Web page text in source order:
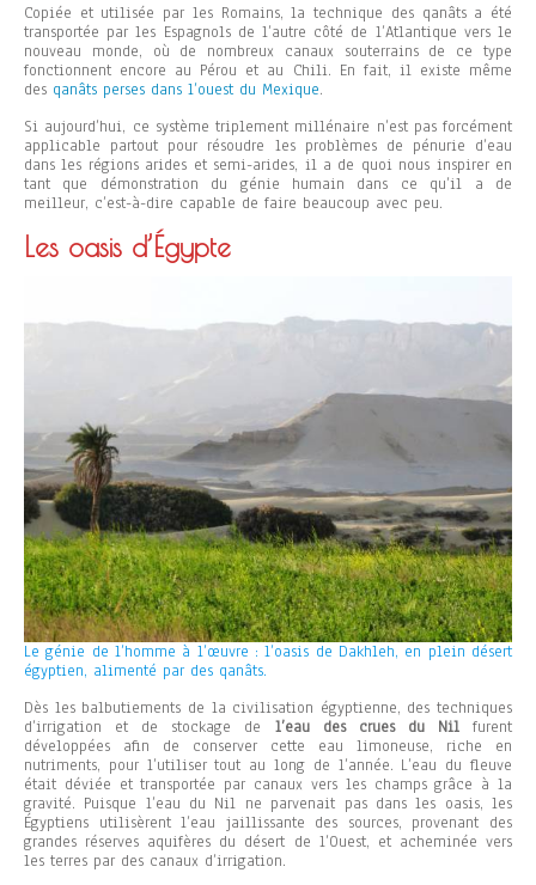
Copiée et utilisée par les Romains, la technique des qanâts a été
transportée par les Espagnols de l’autre côté de l’Atlantique vers le
nouveau monde, où de nombreux canaux souterrains de ce type
fonctionnent encore au Pérou et au Chili. En fait, il existe même
des qanâts perses dans l’ouest du Mexique.
Si aujourd’hui, ce système triplement millénaire n’est pas forcément
applicable partout pour résoudre les problèmes de pénurie d’eau
dans les régions arides et semi-arides, il a de quoi nous inspirer en
tant que démonstration du génie humain dans ce qu’il a de
meilleur, c’est-à-dire capable de faire beaucoup avec peu.
Les oasis d’Égypte
Le génie de l’homme à l’œuvre : l’oasis de Dakhleh, en plein désert
égyptien, alimenté par des qanâts.
Dès les balbutiements de la civilisation égyptienne, des techniques
d’irrigation et de stockage de l’eau des crues du Nilfurent
développées afin de conserver cette eau limoneuse, riche en
nutriments, pour l’utiliser tout au long de l’année. L’eau du fleuve
était déviée et transportée par canaux vers les champs grâce à la
gravité. Puisque l’eau du Nil ne parvenait pas dans les oasis, les
Égyptiens utilisèrent l’eau jaillissante des sources, provenant des
grandes réserves aquifères du désert de l’Ouest, et acheminée vers
les terres par des canaux d’irrigation.